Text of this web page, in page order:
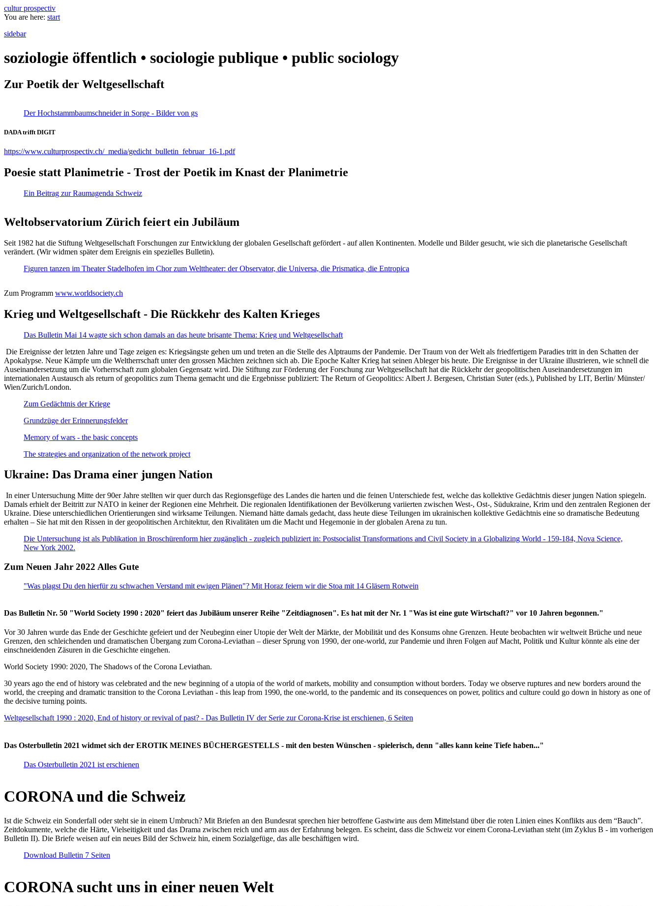
cultur prospectiv
You are here: start
sidebar
soziologie öffentlich • sociologie publique • public sociology
Zur Poetik der Weltgesellschaft
Der Hochstammbaumschneider in Sorge - Bilder von gs
DADA trifft DIGIT
https://www.culturprospectiv.ch/_media/gedicht_bulletin_februar_16-1.pdf
Poesie statt Planimetrie - Trost der Poetik im Knast der Planimetrie
Ein Beitrag zur Raumagenda Schweiz
Weltobservatorium Zürich feiert ein Jubiläum
Seit 1982 hat die Stiftung Weltgesellschaft Forschungen zur Entwicklung der globalen Gesellschaft gefördert - auf allen Kontinenten. Modelle und Bilder gesucht, wie sich die planetarische Gesellschaft
verändert. (Wir widmen später dem Ereignis ein spezielles Bulletin).
Figuren tanzen im Theater Stadelhofen im Chor zum Welttheater: der Observator, die Universa, die Prismatica, die Entropica
Zum Programm www.worldsociety.ch
Krieg und Weltgesellschaft - Die Rückkehr des Kalten Krieges
Das Bulletin Mai 14 wagte sich schon damals an das heute brisante Thema: Krieg und Weltgesellschaft
Die Ereignisse der letzten Jahre und Tage zeigen es: Kriegsängste gehen um und treten an die Stelle des Alptraums der Pandemie. Der Traum von der Welt als friedfertigem Paradies tritt in den Schatten der
Apokalypse. Neue Kämpfe um die Weltherrschaft unter den grossen Mächten zeichnen sich ab. Die Epoche Kalter Krieg hat seinen Ableger bis heute. Die Ereignisse in der Ukraine illustrieren, wie schnell die
Auseinandersetzung um die Vorherrschaft zum globalen Gegensatz wird. Die Stiftung zur Förderung der Forschung zur Weltgesellschaft hat die Rückkehr der geopolitischen Auseinandersetzungen im
internationalen Austausch als return of geopolitics zum Thema gemacht und die Ergebnisse publiziert: The Return of Geopolitics: Albert J. Bergesen, Christian Suter (eds.), Published by LIT, Berlin/ Münster/
Wien/Zurich/London.
Zum Gedächtnis der Kriege
Grundzüge der Erinnerungsfelder
Memory of wars - the basic concepts
The strategies and organization of the network project
Ukraine: Das Drama einer jungen Nation
In einer Untersuchung Mitte der 90er Jahre stellten wir quer durch das Regionsgefüge des Landes die harten und die feinen Unterschiede fest, welche das kollektive Gedächtnis dieser jungen Nation spiegeln.
Damals erhielt der Beitritt zur NATO in keiner der Regionen eine Mehrheit. Die regionalen Identifikationen der Bevölkerung variierten zwischen West-, Ost-, Südukraine, Krim und den zentralen Regionen der
Ukraine. Diese unterschiedlichen Orientierungen sind wirksame Teilungen. Niemand hätte damals gedacht, dass heute diese Teilungen im ukrainischen kollektive Gedächtnis eine so dramatische Bedeutung
erhalten – Sie hat mit den Rissen in der geopolitischen Architektur, den Rivalitäten um die Macht und Hegemonie in der globalen Arena zu tun.
Die Untersuchung ist als Publikation in Broschürenform hier zugänglich - zugleich publiziert in: Postsocialist Transformations and Civil Society in a Globalizing World - 159-184, Nova Science,
New York 2002.
Zum Neuen Jahr 2022 Alles Gute
"Was plagst Du den hierfür zu schwachen Verstand mit ewigen Plänen"? Mit Horaz feiern wir die Stoa mit 14 Gläsern Rotwein
Das Bulletin Nr. 50 "World Society 1990 : 2020" feiert das Jubiläum unserer Reihe "Zeitdiagnosen". Es hat mit der Nr. 1 "Was ist eine gute Wirtschaft?" vor 10 Jahren begonnen."
Vor 30 Jahren wurde das Ende der Geschichte gefeiert und der Neubeginn einer Utopie der Welt der Märkte, der Mobilität und des Konsums ohne Grenzen. Heute beobachten wir weltweit Brüche und neue
Grenzen, den schleichenden und dramatischen Übergang zum Corona-Leviathan – dieser Sprung von 1990, der one-world, zur Pandemie und ihren Folgen auf Macht, Politik und Kultur könnte als eine der
einschneidenden Zäsuren in die Geschichte eingehen.
World Society 1990: 2020, The Shadows of the Corona Leviathan.
30 years ago the end of history was celebrated and the new beginning of a utopia of the world of markets, mobility and consumption without borders. Today we observe ruptures and new borders around the
world, the creeping and dramatic transition to the Corona Leviathan - this leap from 1990, the one-world, to the pandemic and its consequences on power, politics and culture could go down in history as one of
the decisive turning points.
Weltgesellschaft 1990 : 2020, End of history or revival of past? - Das Bulletin IV der Serie zur Corona-Krise ist erschienen, 6 Seiten
Das Osterbulletin 2021 widmet sich der EROTIK MEINES BÜCHERGESTELLS - mit den besten Wünschen - spielerisch, denn "alles kann keine Tiefe haben..."
Das Osterbulletin 2021 ist erschienen
CORONA und die Schweiz
Ist die Schweiz ein Sonderfall oder steht sie in einem Umbruch? Mit Briefen an den Bundesrat sprechen hier betroffene Gastwirte aus dem Mittelstand über die roten Linien eines Konflikts aus dem “Bauch”.
Zeitdokumente, welche die Härte, Vielseitigkeit und das Drama zwischen reich und arm aus der Erfahrung belegen. Es scheint, dass die Schweiz vor einem Corona-Leviathan steht (im Zyklus B - im vorherigen
Bulletin II). Die Briefe weisen auf ein neues Bild der Schweiz hin, einem Sozialgefüge, das alle beschäftigen wird.
Download Bulletin 7 Seiten
CORONA sucht uns in einer neuen Welt